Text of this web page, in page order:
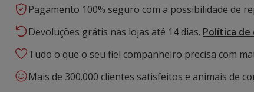
Pagamento 100% seguro com a possibilidade de
Devoluções grátis nas lojas até 14 dias. Política de
Tudo o que o seu fiel companheiro precisa com
Mais de 300.000 clientes satisfeitos e animais de